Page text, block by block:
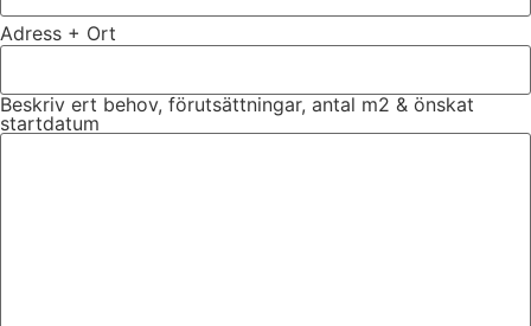
Adress + Ort
Beskriv ert behov, förutsättningar, antal m2 & önskat
startdatum